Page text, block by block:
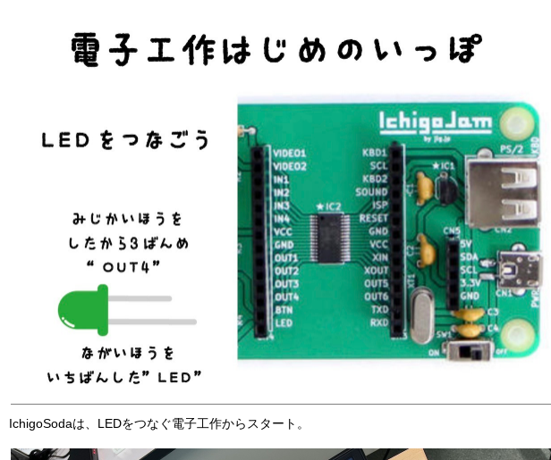
IchigoSodaは、LEDをつなぐ電子工作からスタート。